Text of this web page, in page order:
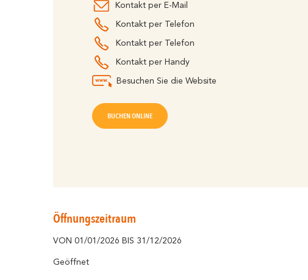
Kontakt per E-Mail
Kontakt per Telefon
Kontakt per Telefon
Kontakt per Handy
Besuchen Sie die Website
BUCHEN ONLINE
Öffnungszeitraum
VON 01/01/2026 BIS 31/12/2026
Geöffnet